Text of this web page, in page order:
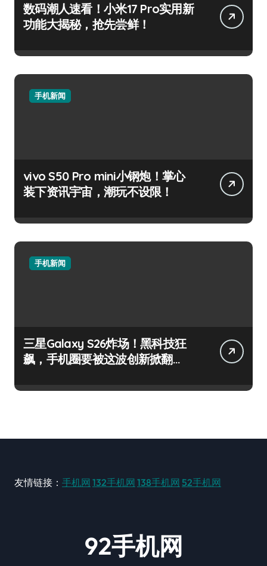
数码潮人速看！小米17 Pro实用新
功能大揭秘，抢先尝鲜！
手机新闻
vivo S50 Pro mini小钢炮！掌心
装下资讯宇宙，潮玩不设限！
手机新闻
三星Galaxy S26炸场！黑科技狂
飙，手机圈要被这波创新掀翻
友情链接： 手机网 132手机网 138手机网 52手机网
92手机网